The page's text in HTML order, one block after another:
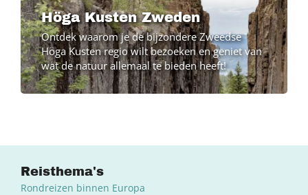
Höga Kusten Zweden
Ontdek waarom je de bijzondere Zweedse
Höga Kusten regio wilt bezoeken en geniet van
wat de natuur allemaal te bieden heeft!
Reisthema's
Rondreizen binnen Europa